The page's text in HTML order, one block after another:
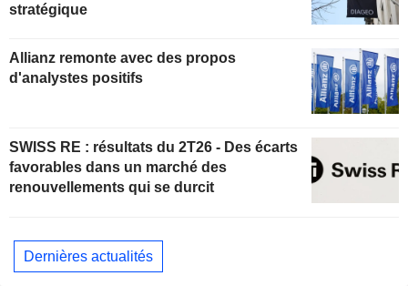
stratégique
Allianz remonte avec des propos
d'analystes positifs
SWISS RE : résultats du 2T26 - Des écarts
favorables dans un marché des
renouvellements qui se durcit
Dernières actualités